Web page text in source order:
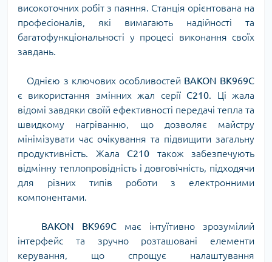
високоточних робіт з паяння. Станція орієнтована на
професіоналів, які вимагають надійності та
багатофункціональності у процесі виконання своїх
завдань.
Однією з ключових особливостей BAKON BK969C
є використання змінних жал серії C210. Ці жала
відомі завдяки своїй ефективності передачі тепла та
швидкому нагріванню, що дозволяє майстру
мінімізувати час очікування та підвищити загальну
продуктивність. Жала C210 також забезпечують
відмінну теплопровідність і довговічність, підходячи
для різних типів роботи з електронними
компонентами.
BAKON BK969C має інтуїтивно зрозумілий
інтерфейс та зручно розташовані елементи
керування, що спрощує налаштування